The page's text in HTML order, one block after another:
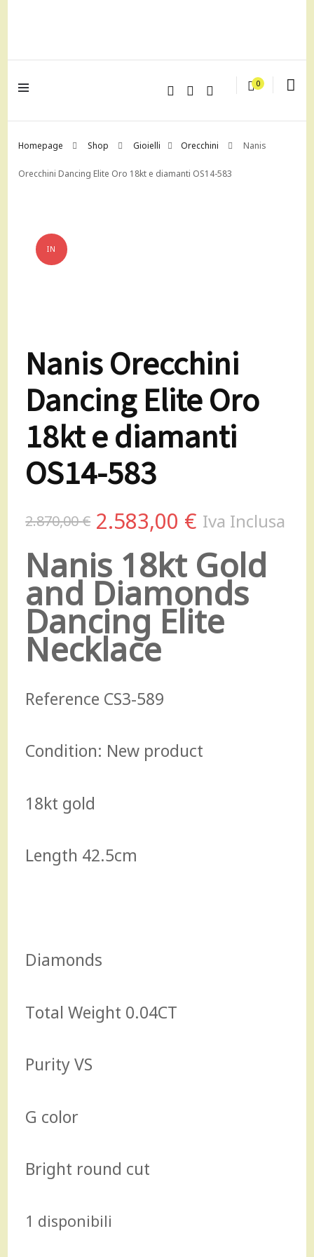
0
Homepage Shop Gioielli Orecchini Nanis
Orecchini Dancing Elite Oro 18kt e diamanti OS14-583
IN
Nanis Orecchini
Dancing Elite Oro
18kt e diamanti
OS14-583
2.870,00€ Il
prezzo
originale
era:
2.870,00 €.
2.583,00 € Il
prezzo
attuale
è:
Iva Inclusa
Nanis 18kt Gold
and Diamonds
Dancing Elite
Necklace
Reference CS3-589
Condition: New product
18kt gold
Length 42.5cm
Diamonds
Total Weight 0.04CT
Purity VS
G color
Bright round cut
1 disponibili